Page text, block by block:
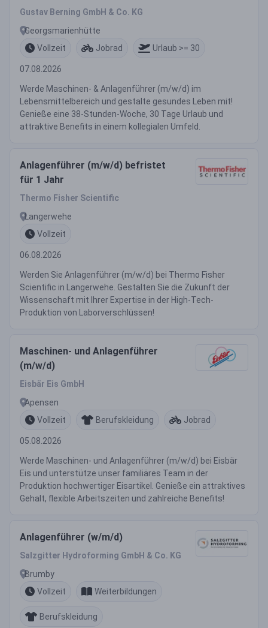
Gustav Berning GmbH & Co. KG
Georgsmarienhütte
Vollzeit
Jobrad Urlaub >= 30
07.08.2026
Werde Maschinen- & Anlagenführer (m/w/d) im
Lebensmittelbereich und gestalte gesundes Leben mit!
Genieße eine 38-Stunden-Woche, 30 Tage Urlaub und
attraktive Benefits in einem kollegialen Umfeld.
Anlagenführer (m/w/d) befristet
für 1 Jahr
Thermo Fisher Scientific
Langerwehe
Vollzeit
06.08.2026
Werden Sie Anlagenführer (m/w/d) bei Thermo Fisher
Scientific in Langerwehe. Gestalten Sie die Zukunft der
Wissenschaft mit Ihrer Expertise in der High-Tech-
Produktion von Laborverschlüssen!
Maschinen- und Anlagenführer
(m/w/d)
Eisbär Eis GmbH
Apensen
Vollzeit
Berufskleidung Jobrad
05.08.2026
Werde Maschinen- und Anlagenführer (m/w/d) bei Eisbär
Eis und unterstütze unser familiäres Team in der
Produktion hochwertiger Eisartikel. Genieße ein attraktives
Gehalt, flexible Arbeitszeiten und zahlreiche Benefits!
Anlagenführer (w/m/d)
Salzgitter Hydroforming GmbH & Co. KG
Brumby
Vollzeit
Weiterbildungen
Berufskleidung